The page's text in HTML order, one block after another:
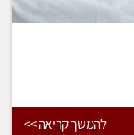
להמשך קריאה >>